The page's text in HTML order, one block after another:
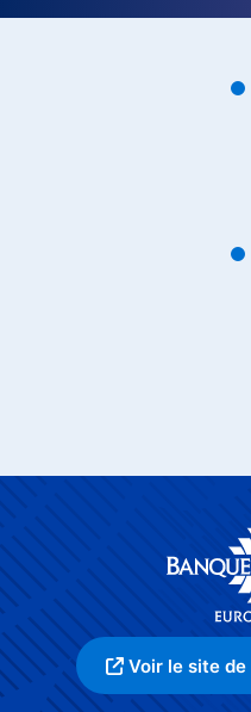
Voir le site de